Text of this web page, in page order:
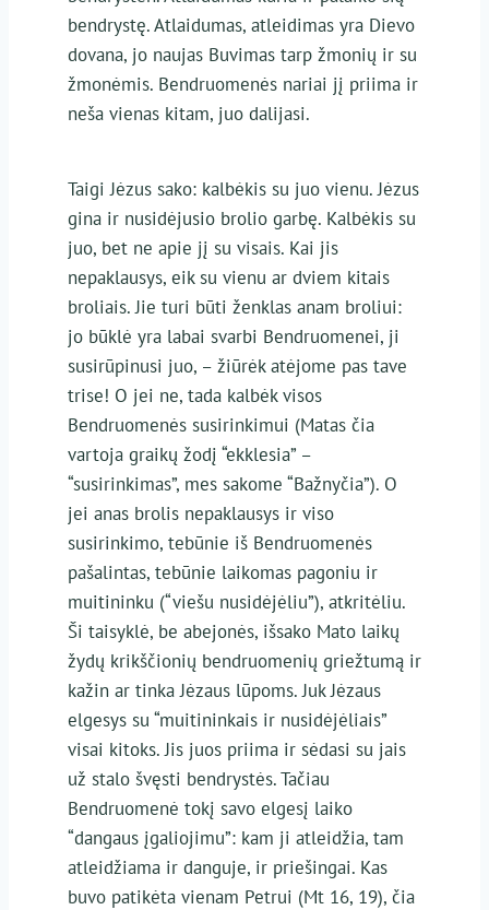
bendrystę. Atlaidumas, atleidimas yra Dievo
dovana, jo naujas Buvimas tarp žmonių ir su
žmonėmis. Bendruomenės nariai jį priima ir
neša vienas kitam, juo dalijasi.
Taigi Jėzus sako: kalbėkis su juo vienu. Jėzus
gina ir nusidėjusio brolio garbę. Kalbėkis su
juo, bet ne apie jį su visais. Kai jis
nepaklausys, eik su vienu ar dviem kitais
broliais. Jie turi būti ženklas anam broliui:
jo būklė yra labai svarbi Bendruomenei, ji
susirūpinusi juo, – žiūrėk atėjome pas tave
trise! O jei ne, tada kalbėk visos
Bendruomenės susirinkimui (Matas čia
vartoja graikų žodį “ekklesia” –
“susirinkimas”, mes sakome “Bažnyčia”). O
jei anas brolis nepaklausys ir viso
susirinkimo, tebūnie iš Bendruomenės
pašalintas, tebūnie laikomas pagoniu ir
muitininku (“viešu nusidėjėliu”), atkritėliu.
Ši taisyklė, be abejonės, išsako Mato laikų
žydų krikščionių bendruomenių griežtumą ir
kažin ar tinka Jėzaus lūpoms. Juk Jėzaus
elgesys su “muitininkais ir nusidėjėliais”
visai kitoks. Jis juos priima ir sėdasi su jais
už stalo švęsti bendrystės. Tačiau
Bendruomenė tokį savo elgesį laiko
“dangaus įgaliojimu”: kam ji atleidžia, tam
atleidžiama ir danguje, ir priešingai. Kas
buvo patikėta vienam Petrui (Mt 16, 19), čia